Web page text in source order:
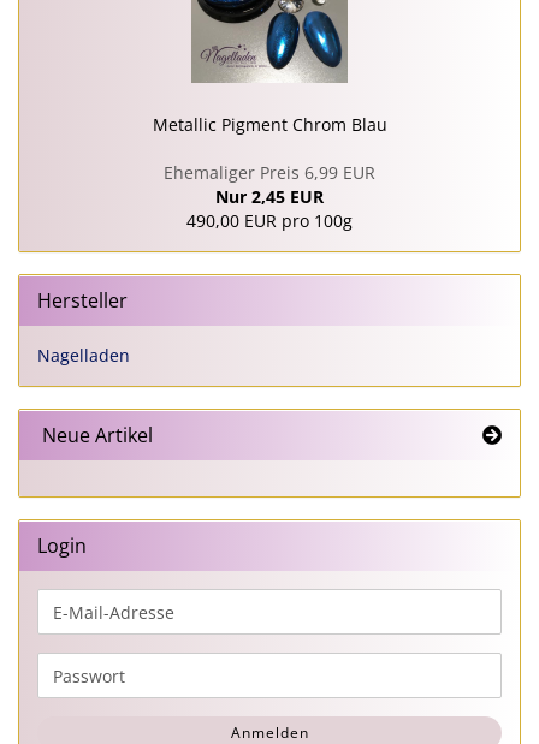
Metallic Pigment Chrom Blau
Ehemaliger Preis 6,99 EUR
Nur 2,45 EUR
490,00 EUR pro 100g
Hersteller
Nagelladen
Neue Artikel
Login
E-
Mail-
Adresse
Passwort
Anmelden